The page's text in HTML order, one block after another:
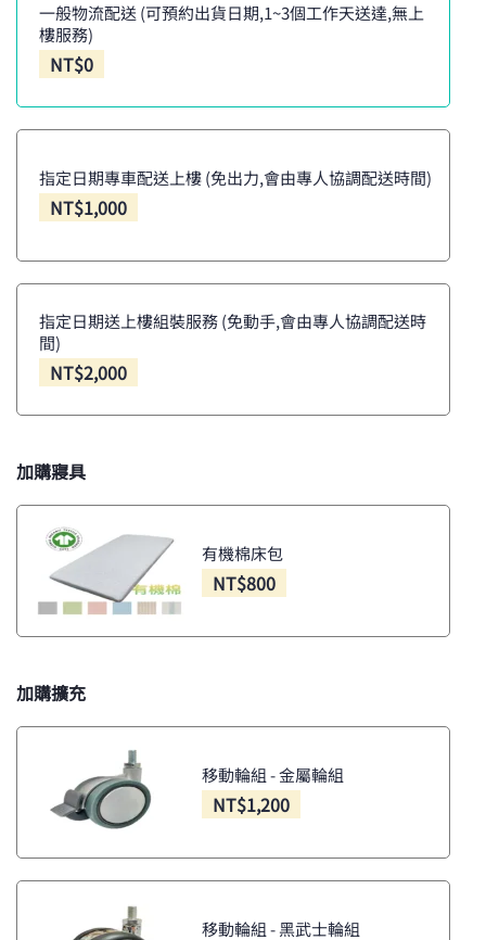
一般物流配送 (可預約出貨日期,1~3個工作天送達,無上
樓服務)
NT$0
指定日期專車配送上樓 (免出力,會由專人協調配送時間)
NT$1,000
指定日期送上樓組裝服務 (免動手,會由專人協調配送時
間)
NT$2,000
加購寢具
有機棉床包
NT$800
加購擴充
移動輪組 - 金屬輪組
NT$1,200
移動輪組 - 黑武士輪組